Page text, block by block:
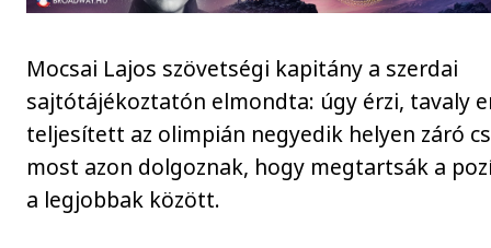
Mocsai Lajos szövetségi kapitány a szerdai
sajtótájékoztatón elmondta: úgy érzi, tavaly
teljesített az olimpián negyedik helyen záró
most azon dolgoznak, hogy megtartsák a
a legjobbak között.